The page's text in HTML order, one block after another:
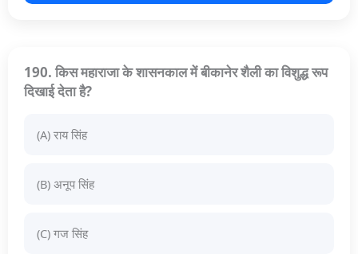
190. किस महाराजा के शासनकाल में बीकानेर शैली का विशुद्ध रूप
दिखाई देता है?
(A) राय सिंह
(B) अनूप सिंह
(C) गज सिंह